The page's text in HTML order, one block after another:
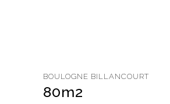
BOULOGNE BILLANCOURT
80m2